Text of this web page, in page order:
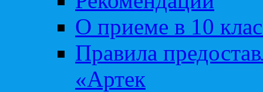
О приеме в 10
Правила
«Артек